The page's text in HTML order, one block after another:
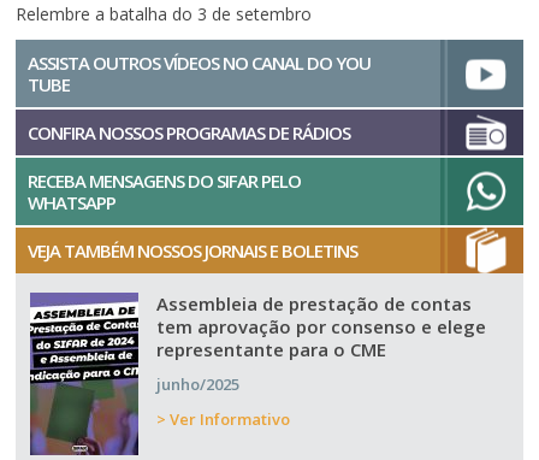
Relembre a batalha do 3 de setembro
ASSISTA OUTROS VÍDEOS NO CANAL DO YOU
TUBE
CONFIRA NOSSOS PROGRAMAS DE RÁDIOS
RECEBA MENSAGENS DO SIFAR PELO
WHATSAPP
VEJA TAMBÉM NOSSOS JORNAIS E BOLETINS
Assembleia de prestação de contas
tem aprovação por consenso e elege
representante para o CME
junho/2025
> Ver Informativo